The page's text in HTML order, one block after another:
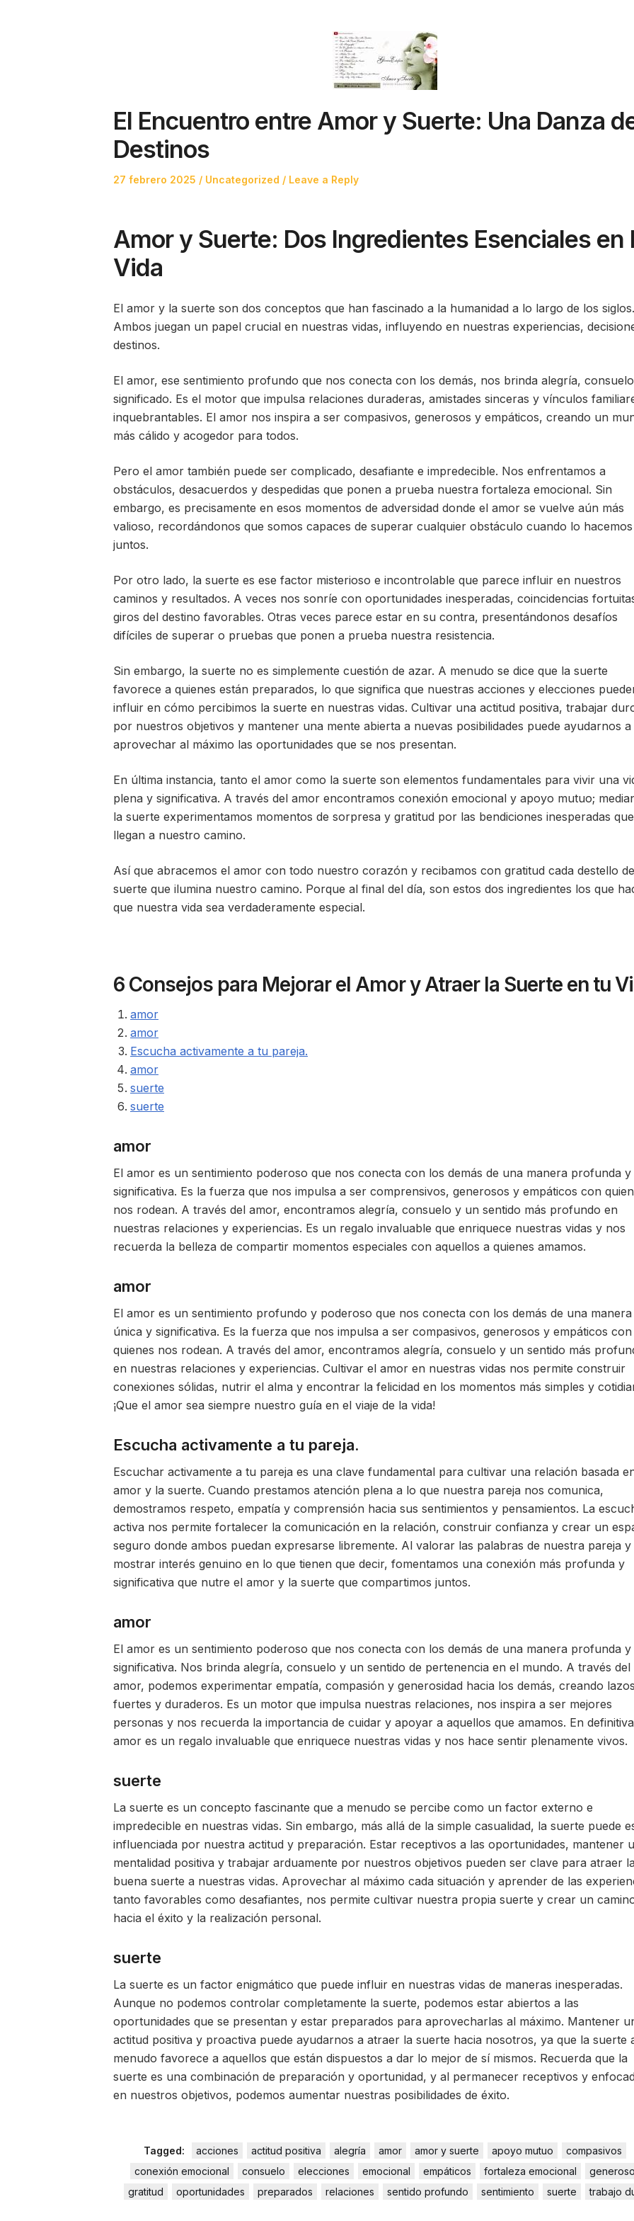
El Encuentro entre Amor y Suerte: Una Danza
Destinos
Posted
27 febrero 2025
Posted
Uncategorized Leave a Reply
Amor y Suerte: Dos Ingredientes Esenciales en
Vida
El amor y la suerte son dos conceptos que han fascinado a la humanidad a lo largo de los siglos.
Ambos juegan un papel crucial en nuestras vidas, influyendo en nuestras experiencias,
destinos.
El amor, ese sentimiento profundo que nos conecta con los demás, nos brinda alegría,
significado. Es el motor que impulsa relaciones duraderas, amistades sinceras y vínculos
inquebrantables. El amor nos inspira a ser compasivos, generosos y empáticos, creando un
más cálido y acogedor para todos.
Pero el amor también puede ser complicado, desafiante e impredecible. Nos enfrentamos a
obstáculos, desacuerdos y despedidas que ponen a prueba nuestra fortaleza emocional. Sin
embargo, es precisamente en esos momentos de adversidad donde el amor se vuelve aún más
valioso, recordándonos que somos capaces de superar cualquier obstáculo cuando lo hacemos
juntos.
Por otro lado, la suerte es ese factor misterioso e incontrolable que parece influir en nuestros
caminos y resultados. A veces nos sonríe con oportunidades inesperadas, coincidencias
giros del destino favorables. Otras veces parece estar en su contra, presentándonos desafíos
difíciles de superar o pruebas que ponen a prueba nuestra resistencia.
Sin embargo, la suerte no es simplemente cuestión de azar. A menudo se dice que la suerte
favorece a quienes están preparados, lo que significa que nuestras acciones y elecciones
influir en cómo percibimos la suerte en nuestras vidas. Cultivar una actitud positiva, trabajar
por nuestros objetivos y mantener una mente abierta a nuevas posibilidades puede ayudarnos a
aprovechar al máximo las oportunidades que se nos presentan.
En última instancia, tanto el amor como la suerte son elementos fundamentales para vivir una
plena y significativa. A través del amor encontramos conexión emocional y apoyo mutuo;
la suerte experimentamos momentos de sorpresa y gratitud por las bendiciones inesperadas que
llegan a nuestro camino.
Así que abracemos el amor con todo nuestro corazón y recibamos con gratitud cada destello de
suerte que ilumina nuestro camino. Porque al final del día, son estos dos ingredientes los que
que nuestra vida sea verdaderamente especial.
6 Consejos para Mejorar el Amor y Atraer la Suerte en tu
amor
amor
Escucha activamente a tu pareja.
amor
suerte
suerte
amor
El amor es un sentimiento poderoso que nos conecta con los demás de una manera profunda y
significativa. Es la fuerza que nos impulsa a ser comprensivos, generosos y empáticos con
nos rodean. A través del amor, encontramos alegría, consuelo y un sentido más profundo en
nuestras relaciones y experiencias. Es un regalo invaluable que enriquece nuestras vidas y nos
recuerda la belleza de compartir momentos especiales con aquellos a quienes amamos.
amor
El amor es un sentimiento profundo y poderoso que nos conecta con los demás de una manera
única y significativa. Es la fuerza que nos impulsa a ser compasivos, generosos y empáticos con
quienes nos rodean. A través del amor, encontramos alegría, consuelo y un sentido más
en nuestras relaciones y experiencias. Cultivar el amor en nuestras vidas nos permite construir
conexiones sólidas, nutrir el alma y encontrar la felicidad en los momentos más simples y
¡Que el amor sea siempre nuestro guía en el viaje de la vida!
Escucha activamente a tu pareja.
Escuchar activamente a tu pareja es una clave fundamental para cultivar una relación basada
amor y la suerte. Cuando prestamos atención plena a lo que nuestra pareja nos comunica,
demostramos respeto, empatía y comprensión hacia sus sentimientos y pensamientos. La
activa nos permite fortalecer la comunicación en la relación, construir confianza y crear un
seguro donde ambos puedan expresarse libremente. Al valorar las palabras de nuestra pareja y
mostrar interés genuino en lo que tienen que decir, fomentamos una conexión más profunda y
significativa que nutre el amor y la suerte que compartimos juntos.
amor
El amor es un sentimiento poderoso que nos conecta con los demás de una manera profunda y
significativa. Nos brinda alegría, consuelo y un sentido de pertenencia en el mundo. A través del
amor, podemos experimentar empatía, compasión y generosidad hacia los demás, creando lazos
fuertes y duraderos. Es un motor que impulsa nuestras relaciones, nos inspira a ser mejores
personas y nos recuerda la importancia de cuidar y apoyar a aquellos que amamos. En
amor es un regalo invaluable que enriquece nuestras vidas y nos hace sentir plenamente vivos.
suerte
La suerte es un concepto fascinante que a menudo se percibe como un factor externo e
impredecible en nuestras vidas. Sin embargo, más allá de la simple casualidad, la suerte puede
influenciada por nuestra actitud y preparación. Estar receptivos a las oportunidades, mantener
mentalidad positiva y trabajar arduamente por nuestros objetivos pueden ser clave para atraer la
buena suerte a nuestras vidas. Aprovechar al máximo cada situación y aprender de las
tanto favorables como desafiantes, nos permite cultivar nuestra propia suerte y crear un
hacia el éxito y la realización personal.
suerte
La suerte es un factor enigmático que puede influir en nuestras vidas de maneras inesperadas.
Aunque no podemos controlar completamente la suerte, podemos estar abiertos a las
oportunidades que se presentan y estar preparados para aprovecharlas al máximo. Mantener
actitud positiva y proactiva puede ayudarnos a atraer la suerte hacia nosotros, ya que la suerte
menudo favorece a aquellos que están dispuestos a dar lo mejor de sí mismos. Recuerda que la
suerte es una combinación de preparación y oportunidad, y al permanecer receptivos y
en nuestros objetivos, podemos aumentar nuestras posibilidades de éxito.
Tagged: acciones actitud positiva alegría amor amor y suerte apoyo mutuo
compasivos
conexión emocional
consuelo elecciones emocional empáticos fortaleza emocional
gratitud
oportunidades preparados relaciones sentido profundo sentimiento suerte trabajo